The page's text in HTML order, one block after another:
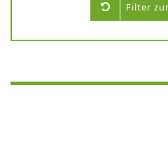
Filter